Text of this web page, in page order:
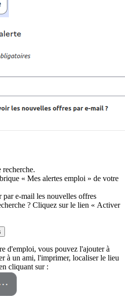
« Mes alertes emploi » de votre
par e-mail les nouvelles offres
? Cliquez sur le lien « Activer
d'emploi, vous pouvez l'ajouter à
à un ami, l'imprimer, localiser le lieu
cliquant sur :